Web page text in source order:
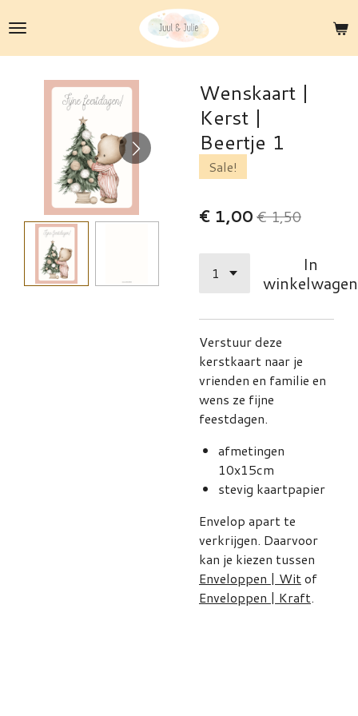
direct
naar
hoofdinhoud
Wenskaart |
Kerst |
Beertje 1
Sale!
€ 1,00€ 1,50
In
winkelwagen
Verstuur deze
kerstkaart naar je
vrienden en familie en
wens ze fijne
feestdagen.
afmetingen
10x15cm
stevig kaartpapier
Envelop apart te
verkrijgen. Daarvoor
kan je kiezen tussen
Enveloppen | Witof
Enveloppen | Kraft.